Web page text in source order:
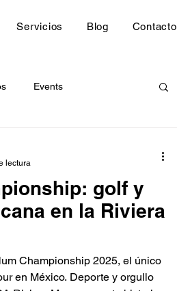
Servicios Blog Contacto
Events
golf y
en la Riviera
Championship 2025, el único
en México. Deporte y orgullo
lectura